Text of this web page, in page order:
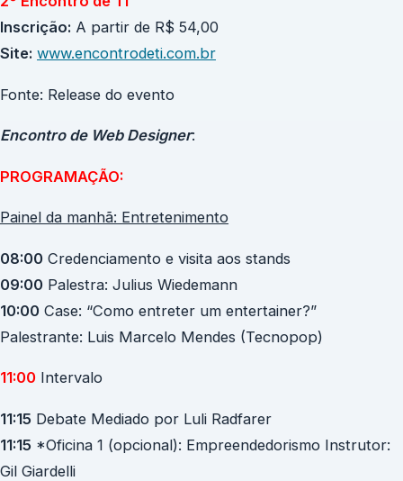
Inscrição: A partir de R$ 54,00
Site: www.encontrodeti.com.br
Fonte: Release do evento
Encontro de Web Designer:
PROGRAMAÇÃO:
Painel da manhã: Entretenimento
08:00 Credenciamento e visita aos stands
09:00 Palestra: Julius Wiedemann
10:00 Case: “Como entreter um entertainer?”
Palestrante: Luis Marcelo Mendes (Tecnopop)
11:00 Intervalo
11:15 Debate Mediado por Luli Radfarer
11:15 *Oficina 1 (opcional): Empreendedorismo Instrutor:
Gil Giardelli